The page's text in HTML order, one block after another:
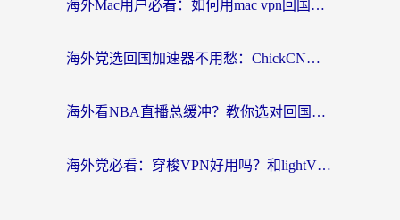
海外Mac用户必看：如何用mac vpn回国实现无缝刷国内剧玩国服？
海外党选回国加速器不用愁：ChickCN和SpeedCN好用吗？实测对比+避坑指南
海外看NBA直播总缓冲？教你选对回国加速器，无缝看球还能刷国内剧
海外党必看：穿梭VPN好用吗？和lightVPN对比哪个回国效果更好？附真实体验与选择指南